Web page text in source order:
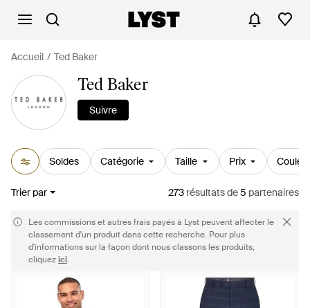
Accueil Ted Baker
Ted Baker
Suivre
Soldes Catégorie Taille Prix
Trier par 273 résultatsde5 partenaires
Les commissions et autres frais payés à Lyst peuvent affecter le
classement d'un produit dans cette recherche. Pour plus
d'informations sur la façon dont nous classons les produits,
cliquezici.